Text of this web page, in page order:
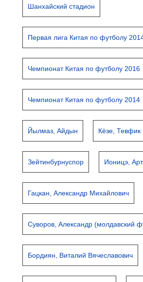
Шанхайский стадион
Первая лига Китая по футболу
Чемпионат Китая по футболу 2016
Чемпионат Китая по футболу 2014
Йылмаз, Айдын Кёзе, Тевфик
Зейтинбурнуспор Ионицэ,
Гацкан, Александр Михайлович
Суворов, Александр (молдавский
Бордиян, Виталий Вячеславович